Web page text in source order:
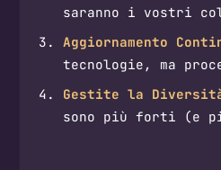
saranno i vostri
Aggiornamento
tecnologie, ma
Gestite la
sono più forti (e